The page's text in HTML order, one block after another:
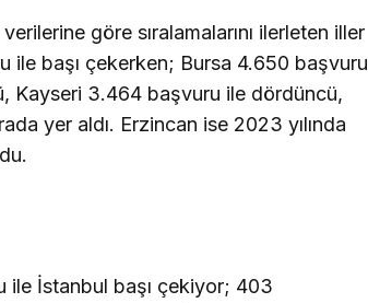
göre sıralamalarını ilerleten iller
başı çekerken; Bursa 4.650 başvuru
Kayseri 3.464 başvuru ile dördüncü,
yer aldı. Erzincan ise 2023 yılında
ile İstanbul başı çekiyor; 403